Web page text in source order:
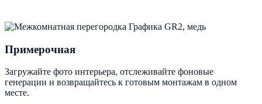
Примерочная
Загружайте фото интерьера, отслеживайте фоновые
генерации и возвращайтесь к готовым монтажам в одном
месте.